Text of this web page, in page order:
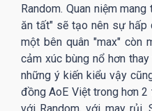
Random. Quan niệm
ăn tất" sẽ tạo nên sự hấp
một bên quân "max" còn
cảm xúc bùng nổ hơn
những ý kiến kiểu vậy
đồng AoE Việt trong hơn